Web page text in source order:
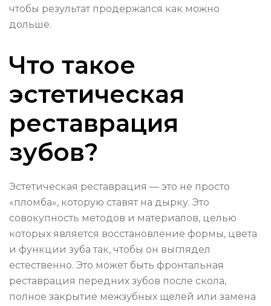
чтобы результат продержался как можно
дольше.
Что такое
эстетическая
реставрация
зубов?
Эстетическая реставрация — это не просто
«пломба», которую ставят на дырку. Это
совокупность методов и материалов, целью
которых является восстановление формы, цвета
и функции зуба так, чтобы он выглядел
естественно. Это может быть фронтальная
реставрация передних зубов после скола,
полное закрытие межзубных щелей или замена